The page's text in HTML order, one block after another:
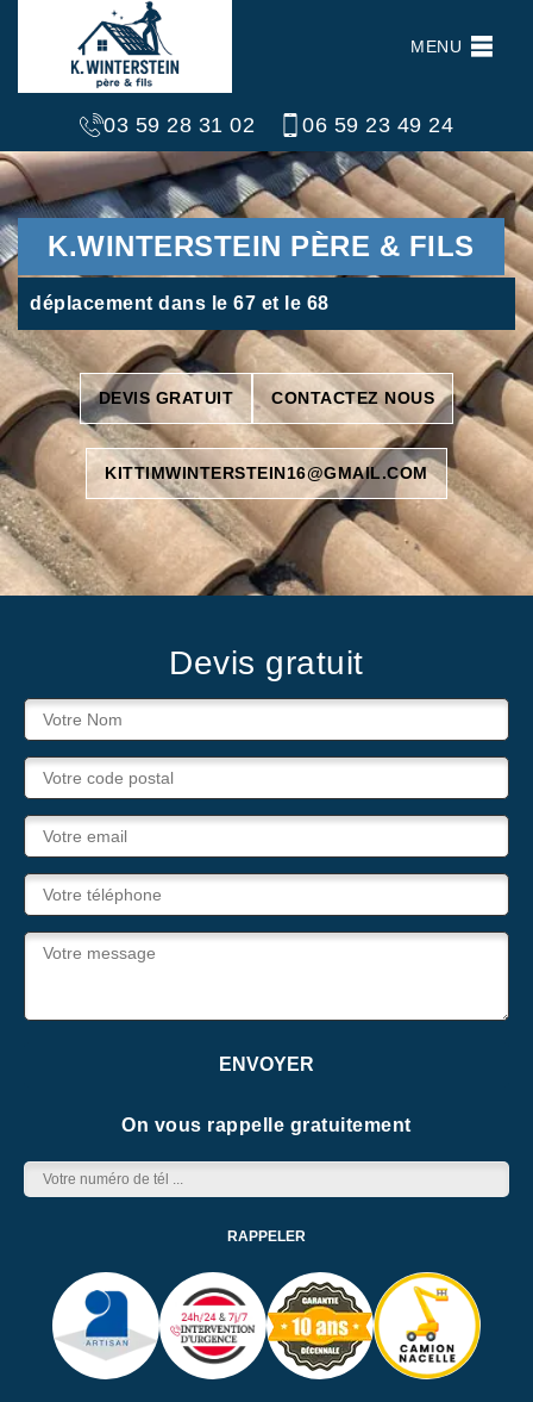
MENU
03 59 28 31 02 06 59 23 49 24
K.WINTERSTEIN PÈRE & FILS
déplacement dans le 67 et le 68
DEVIS GRATUIT CONTACTEZ NOUS
KITTIMWINTERSTEIN16@GMAIL.COM
Devis gratuit
On vous rappelle gratuitement